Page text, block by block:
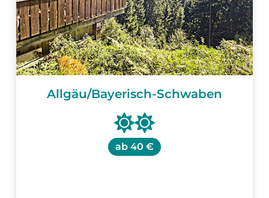
Allgäu/Bayerisch-Schwaben
ab 40 €